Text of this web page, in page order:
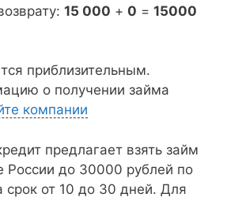
15 000 + 0 = 15000
приблизительным.
о получении займа
компании
предлагает взять займ
России до 30000 рублей по
срок от 10 до 30 дней. Для